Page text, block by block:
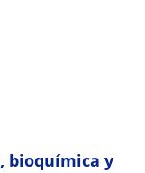
bioquímica y